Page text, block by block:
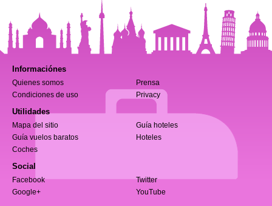
Informaciónes
Quienes somos
Prensa
Condiciones de uso
Privacy
Utilidades
Mapa del sitio
Guía hoteles
Guía vuelos baratos
Hoteles
Coches
Social
Facebook
Twitter
Google+
YouTube